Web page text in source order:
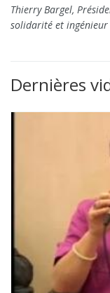
Thierry Bargel,
solidarité et ingénieur
Dernières